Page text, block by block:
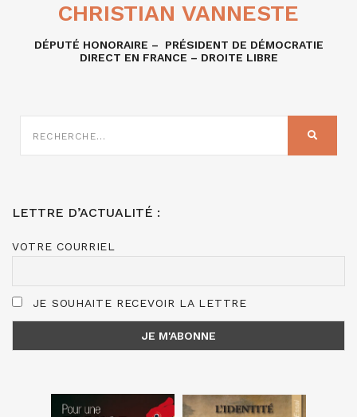
CHRISTIAN VANNESTE
DÉPUTÉ HONORAIRE – PRÉSIDENT DE DÉMOCRATIE
DIRECT EN FRANCE – DROITE LIBRE
SUR
LETTRE D’ACTUALITÉ :
VOTRE COURRIEL
JE SOUHAITE RECEVOIR LA LETTRE